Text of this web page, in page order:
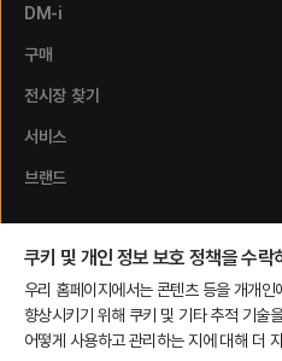
DM-i
구매
전시장 찾기
서비스
브랜드
개인정보처리방침
쿠키 및 개인 정보 보호 정책을 수락
우리 홈페이지에서는 콘텐츠 등을 개개
향상시키기 위해 쿠키 및 기타 추적 기술
어떻게 사용하고 관리하는 지에 대해 더